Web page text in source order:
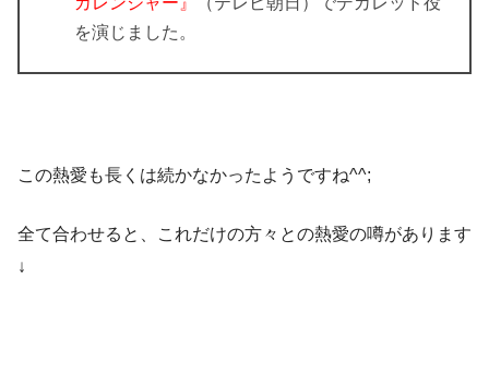
を演じました。
この熱愛も長くは続かなかったようですね^^;
全て合わせると、これだけの方々との熱愛の噂があります
↓